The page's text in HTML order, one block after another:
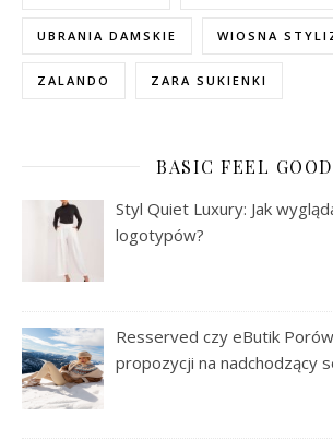
UBRANIA DAMSKIE WIOSNA
ZALANDO ZARA SUKIENKI
BASIC FEEL GOOD
Styl Quiet Luxury: Jak
logotypów?
Resserved czy eButik
propozycji na nadchodzący